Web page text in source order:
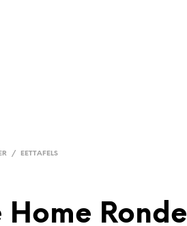
/ EETTAFELS
Home Ronde